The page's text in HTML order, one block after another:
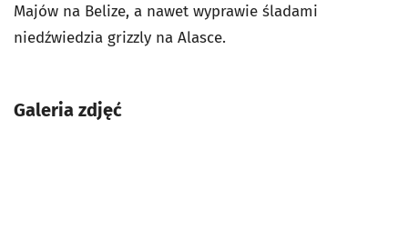
Majów na Belize, a nawet wyprawie śladami
niedźwiedzia grizzly na Alasce.
Galeria zdjęć